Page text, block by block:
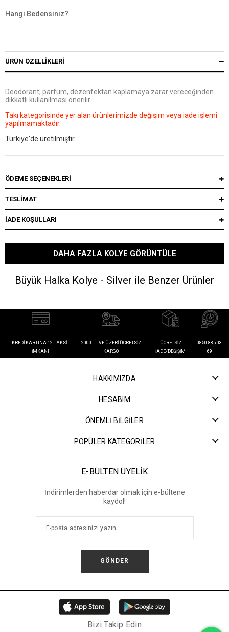
Hangi Bedensiniz?
ÜRÜN ÖZELLIKLERI
Deodorant, parfüm, dezenfektan kaplamaya zarar vereceğinden
dikkatli kullanılması önerilir.
Takı kategorisinde yer alan ürünlerimizde değişim veya iade işlemi
yapılmamaktadır.
Türkiye'de üretilmiştir.
ÖDEME SEÇENEKLERI
TESLİMAT
İADE KOŞULLARI
DAHA FAZLA KOLYE GÖRÜNTÜLE
Büyük Halka Kolye - Silver ile Benzer Ürünler
KREDI KARTINA 12 TAKSIT
İMKANI
2000 TL VE ÜZERI ÜCRETSIZ
KARGO
ÜCRETSIZ
İADE/DEĞIŞIM
0850 885 03
69
HAKKIMIZDA
HESABIM
ÖNEMLİ BİLGİLER
POPÜLER KATEGORİLER
E-BÜLTEN ÜYELİK
İndirimlerden haberdar olmak için e-bültene
kaydol!
GÖNDER
Bizi Takip Edin